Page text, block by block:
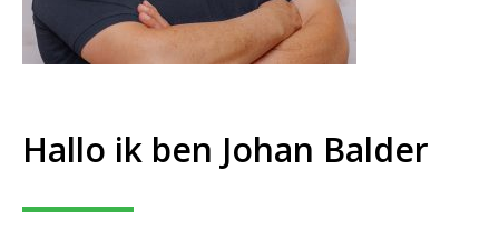
Hallo ik ben Johan Balder